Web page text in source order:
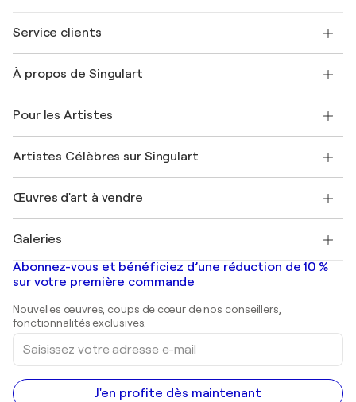
Service clients
Expédition
Offrir une carte cadeau
Rejoignez notre programme commercial
Mon compte
+33 1 76 44 06 42
À propos de Singulart
FAQ
Magazine Singulart
Emplois
Découvrez une sélection d'art original
Pour les Artistes
Se connecter en tant qu'Artiste
Artistes Célèbres sur Singulart
Marc Chagall
Banksy
Mr. Brainwash
Shepard Fairey
Œuvres d'art à vendre
Tableaux abstraits à vendre
Peintures de paysage
Estampes
Peintures acryliques
Galeries
Galeries d'art en France
Galeries d'art en Belgique
Abonnez-vous et bénéficiez d’une réduction de 10 %
sur votre première commande
Nouvelles œuvres, coups de cœur de nos conseillers,
fonctionnalités exclusives.
Saisissez
votre
adresse
e-
mail
J'en profite dès maintenant